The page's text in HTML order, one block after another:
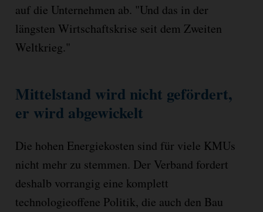
auf die Unternehmen ab. "Und das in der
längsten Wirtschaftskrise seit dem Zweiten
Weltkrieg."
Mittelstand wird nicht gefördert,
er wird abgewickelt
Die hohen Energiekosten sind für viele KMUs
nicht mehr zu stemmen. Der Verband fordert
deshalb vorrangig eine komplett
technologieoffene Politik, die auch den Bau